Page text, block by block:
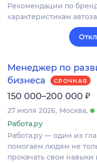
Рекомендации по
характеристикам
Менеджер по
бизнеса
СРОЧНАЯ
150 000–200 000 ₽
27 июля 2026 Москва
Работа.ру
Работа.ру — один из
помогаем людям не
прокачать свои